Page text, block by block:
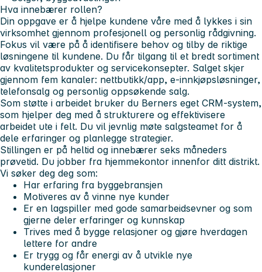
Hva innebærer rollen?
Din oppgave er å hjelpe kundene våre med å lykkes i sin
virksomhet gjennom profesjonell og personlig rådgivning.
Fokus vil være på å identifisere behov og tilby de riktige
løsningene til kundene. Du får tilgang til et bredt sortiment
av kvalitetsprodukter og servicekonsepter. Salget skjer
gjennom fem kanaler: nettbutikk/app, e-innkjøpsløsninger,
telefonsalg og personlig oppsøkende salg.
Som støtte i arbeidet bruker du Berners eget CRM-system,
som hjelper deg med å strukturere og effektivisere
arbeidet ute i felt. Du vil jevnlig møte salgsteamet for å
dele erfaringer og planlegge strategier.
Stillingen er på heltid og innebærer seks måneders
prøvetid. Du jobber fra hjemmekontor innenfor ditt distrikt.
Vi søker deg deg som:
Har erfaring fra byggebransjen
Motiveres av å vinne nye kunder
Er en lagspiller med gode samarbeidsevner og som
gjerne deler erfaringer og kunnskap
Trives med å bygge relasjoner og gjøre hverdagen
lettere for andre
Er trygg og får energi av å utvikle nye
kunderelasjoner